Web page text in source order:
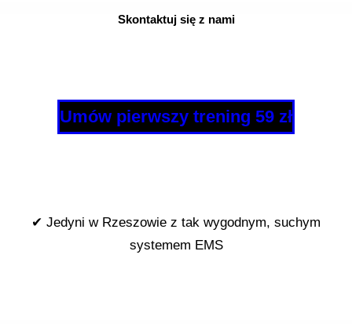
Skontaktuj się z nami
Umów pierwszy trening 59 zł
✔ Jedyni w Rzeszowie z tak wygodnym, suchym
systemem EMS